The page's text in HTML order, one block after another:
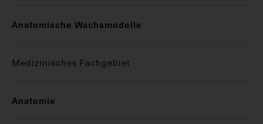
Anatomische Wachsmodelle
Medizinisches Fachgebiet
Anatomie